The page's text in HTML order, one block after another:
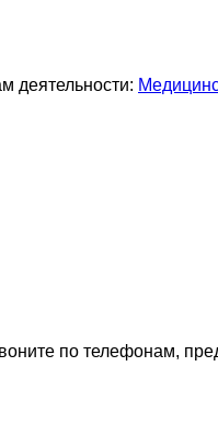
деятельности:
по телефонам,